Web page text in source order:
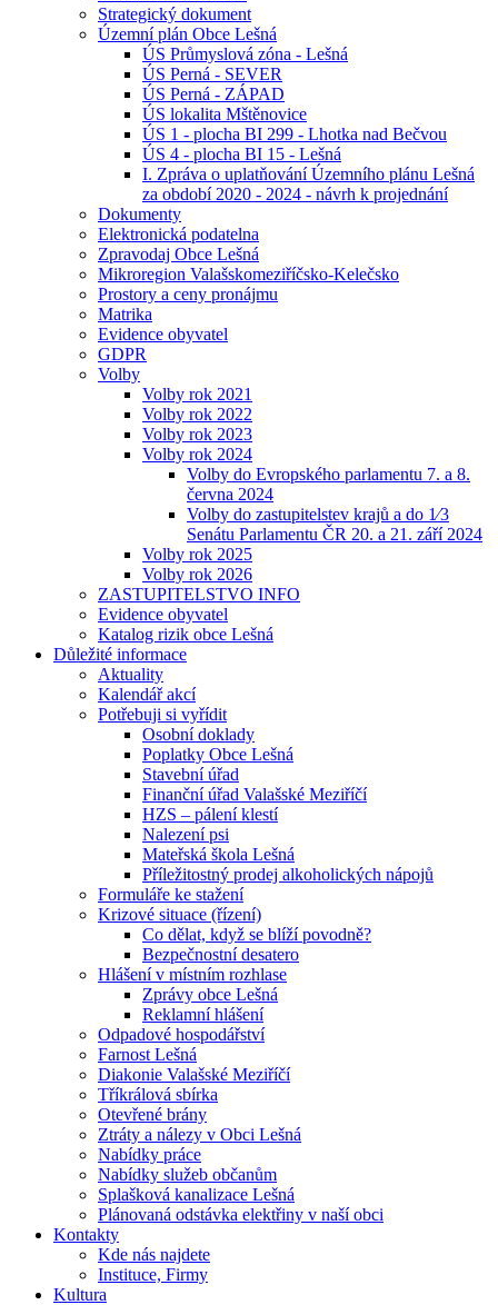
Strategický dokument
Územní plán Obce Lešná
ÚS Průmyslová zóna - Lešná
ÚS Perná - SEVER
ÚS Perná - ZÁPAD
ÚS lokalita Mštěnovice
ÚS 1 - plocha BI 299 - Lhotka nad Bečvou
ÚS 4 - plocha BI 15 - Lešná
I. Zpráva o uplatňování Územního plánu Lešná
za období 2020 - 2024 - návrh k projednání
Dokumenty
Elektronická podatelna
Zpravodaj Obce Lešná
Mikroregion Valašskomeziříčsko-Kelečsko
Prostory a ceny pronájmu
Matrika
Evidence obyvatel
GDPR
Volby
Volby rok 2021
Volby rok 2022
Volby rok 2023
Volby rok 2024
Volby do Evropského parlamentu 7. a 8.
června 2024
Volby do zastupitelstev krajů a do 1⁄3
Senátu Parlamentu ČR 20. a 21. září 2024
Volby rok 2025
Volby rok 2026
ZASTUPITELSTVO INFO
Evidence obyvatel
Katalog rizik obce Lešná
Důležité informace
Aktuality
Kalendář akcí
Potřebuji si vyřídit
Osobní doklady
Poplatky Obce Lešná
Stavební úřad
Finanční úřad Valašské Meziříčí
HZS – pálení klestí
Nalezení psi
Mateřská škola Lešná
Příležitostný prodej alkoholických nápojů
Formuláře ke stažení
Krizové situace (řízení)
Co dělat, když se blíží povodně?
Bezpečnostní desatero
Hlášení v místním rozhlase
Zprávy obce Lešná
Reklamní hlášení
Odpadové hospodářství
Farnost Lešná
Diakonie Valašské Meziříčí
Tříkrálová sbírka
Otevřené brány
Ztráty a nálezy v Obci Lešná
Nabídky práce
Nabídky služeb občanům
Splašková kanalizace Lešná
Plánovaná odstávka elektřiny v naší obci
Kontakty
Kde nás najdete
Instituce, Firmy
Kultura